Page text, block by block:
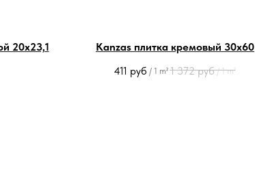
20х23,1
Kanzas плитка кремовый 30х60
411 руб / 1 m² 1 372 руб / 1 m²